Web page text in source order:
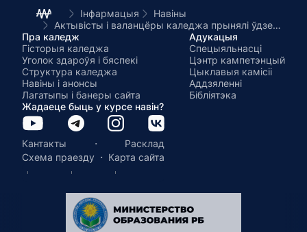
Інфармацыя
Навіны
Актывісты і валанцёры каледжа прынялі ўдзел у фестывалі «Шчаслівая сям'я – адзіная краіна»
Пра каледж
Гісторыя каледжа
Уголок здароўя і бяспекі
Структура каледжа
Навіны і анонсы
Лагатыпы і банеры сайта
Адукацыя
Спецыяльнасці
Цэнтр кампетэнцый
Цыклавыя камісіі
Аддзяленні
Бібліятэка
Жадаеце быць у курсе навін?
Кантакты ·
Расклад
Схема праезду · Карта сайта